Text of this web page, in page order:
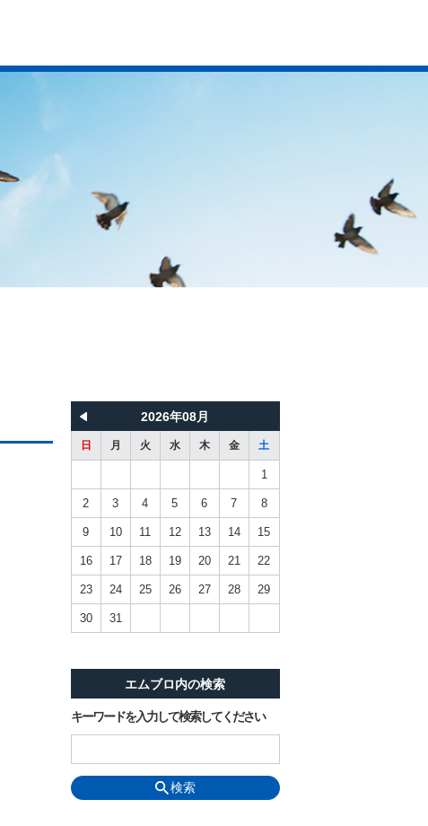
2026年08月
日 月 火 水 木 金 土
1
2 3 4 5 6 7 8
9 10 11 12 13 14 15
16 17 18 19 20 21 22
23 24 25 26 27 28 29
30 31
エムブロ内の検索
キーワードを入力して検索してください
検索